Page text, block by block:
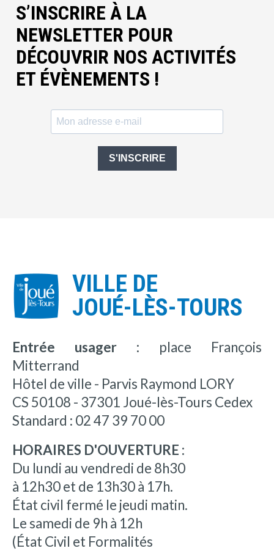
S’INSCRIRE À LA
NEWSLETTER POUR
DÉCOUVRIR NOS ACTIVITÉS
ET ÉVÈNEMENTS !
S'INSCRIRE
VILLE DE
JOUÉ-LÈS-TOURS
Entrée usager : place François
Mitterrand
Hôtel de ville - Parvis Raymond LORY
CS 50108 - 37301 Joué-lès-Tours Cedex
Standard : 02 47 39 70 00
HORAIRES D'OUVERTURE :
Du lundi au vendredi de 8h30
à 12h30 et de 13h30 à 17h.
État civil fermé le jeudi matin.
Le samedi de 9h à 12h
(État Civil et Formalités